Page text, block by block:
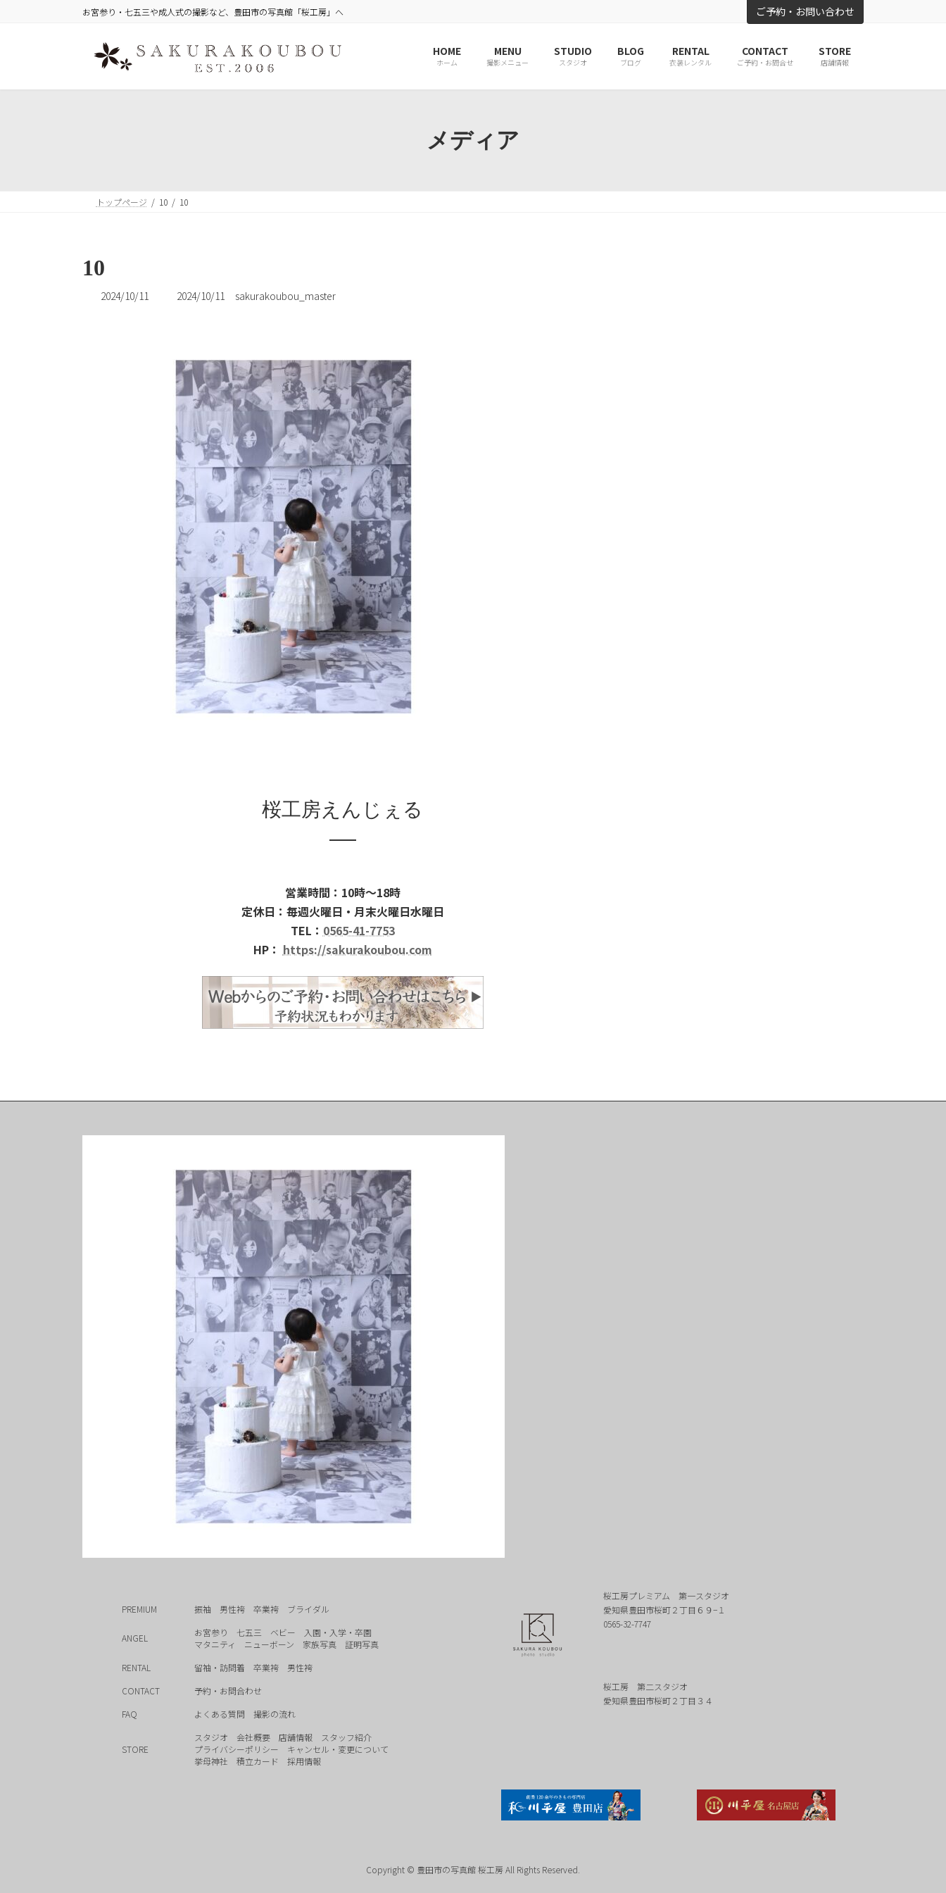
へ
ョ
お宮参り・七五三や成人式の撮影など、豊田市の写真館「桜工房」へ ご予約・お問い合わせ
HOME
ホーム
MENU
撮影メニュー
STUDIO
スタジオ
BLOG
ブログ
RENTAL
衣装レンタル
CONTACT
ご予約・お問合せ
STORE
店舗情報
メディア
トップページ 10 10
10
2024/10/11
最
時
:
2024/10/11 sakurakoubou_master
桜工房えんじぇる
営業時間：10時～18時
定休日：毎週火曜日・月末火曜日水曜日
TEL： 0565-41-7753
HP： https://sakurakoubou.com
PREMIUM 振袖 男性袴 卒業袴 ブライダル
ANGEL お宮参り 七五三 ベビー
入園・入学・卒園
マタニティ
ニューボーン 家族写真
証明写真
RENTAL
留袖・訪問着 卒業袴
男性袴
CONTACT
予約・お問合わせ
FAQ
よくある質問 撮影の流れ
STORE
スタジオ 会社概要 店舗情報
スタッフ紹介
プライバシーポリシー
キャンセル・変更について
挙母神社
積立カード 採用情報
桜工房プレミアム 第一スタジオ
愛知県豊田市桜町２丁目６９−１
0565-32-7747
桜工房 第二スタジオ
愛知県豊田市桜町２丁目３４
Copyright © 豊田市の写真館 桜工房 All Rights Reserved.